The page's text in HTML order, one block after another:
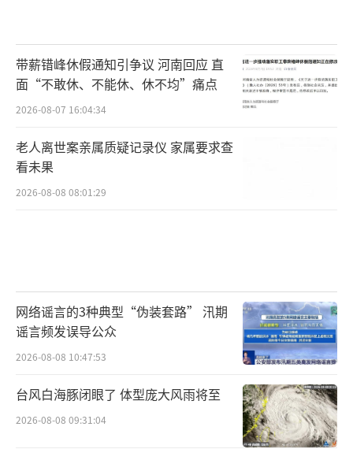
带薪错峰休假通知引争议 河南回应 直
面“不敢休、不能休、休不均”痛点
2026-08-07 16:04:34
老人离世案亲属质疑记录仪 家属要求查
看未果
2026-08-08 08:01:29
网络谣言的3种典型“伪装套路” 汛期
谣言频发误导公众
2026-08-08 10:47:53
台风白海豚闭眼了 体型庞大风雨将至
2026-08-08 09:31:04